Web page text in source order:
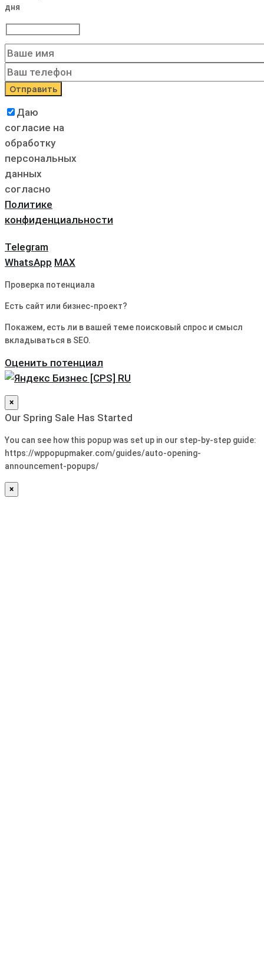
дня
Даю
согласие на
обработку
персональных
данных
согласно
Политике
конфиденциальности
Telegram
WhatsApp MAX
Проверка потенциала
Есть сайт или бизнес-проект?
Покажем, есть ли в вашей теме поисковый спрос и смысл
вкладываться в SEO.
Оценить потенциал
×
Our Spring Sale Has Started
You can see how this popup was set up in our step-by-step guide:
https://wppopupmaker.com/guides/auto-opening-
announcement-popups/
×